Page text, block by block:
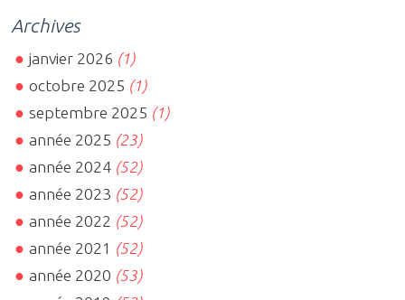
Archives
janvier 2026 (1)
octobre 2025 (1)
septembre 2025 (1)
année 2025 (23)
année 2024 (52)
année 2023 (52)
année 2022 (52)
année 2021 (52)
année 2020 (53)